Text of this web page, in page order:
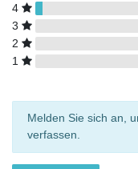
4
3
2
1
Melden Sie sich an,
verfassen.